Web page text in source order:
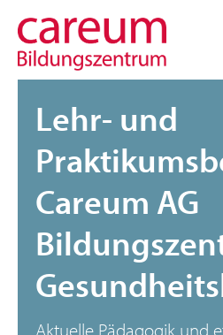
Startseite
Lernende und
Mitarbeitende
Organigramme
Lehr- und
Lehr- und
Careum AG
Aktuelle Pädagogik und